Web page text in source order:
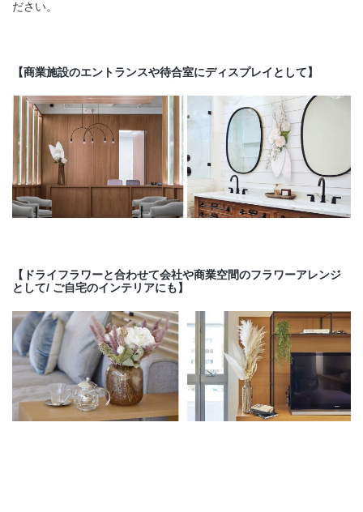
ださい。
【商業施設のエントランスや待合室にディスプレイとして】
【ドライフラワーと合わせて会社や商業空間のフラワーアレンジ
として/ ご自宅のインテリアにも】